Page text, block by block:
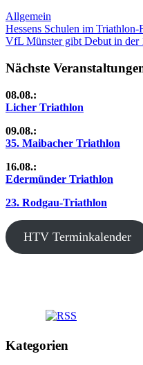
Allgemein
Beitragsnavigation
Vorheriger
Beitrag:
Hessens Schulen im
Nächster
VfL Münster gibt Debut in der
Nächste
08.08.:
Licher Triathlon
09.08.:
35. Maibacher Triathlon
16.08.:
Edermünder Triathlon
23. Rodgau-Triathlon
HTV Terminkalender
Kategorien